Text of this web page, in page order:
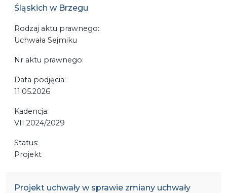
Śląskich w Brzegu
Rodzaj aktu prawnego:
Uchwała Sejmiku
Nr aktu prawnego:
Data podjęcia:
11.05.2026
Kadencja:
VII 2024/2029
Status:
Projekt
Projekt uchwały w sprawie zmiany uchwały